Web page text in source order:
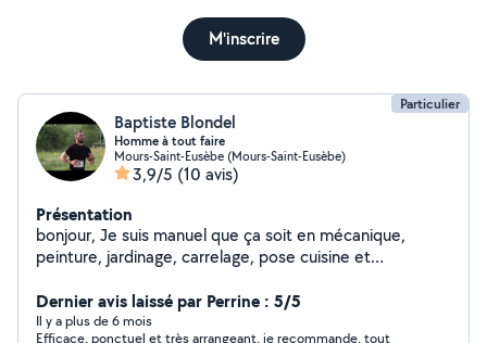
M'inscrire
Particulier
Baptiste Blondel
Homme à tout faire
Mours-Saint-Eusèbe (Mours-Saint-Eusèbe)
3,9/5 (10 avis)
Présentation
bonjour, Je suis manuel que ça soit en mécanique,
peinture, jardinage, carrelage, pose cuisine et
chien je suis moi même propriétaire d'un Labrador de 7
ans très sociable et très joueur, n'hésitez pas à me
Dernier avis laissé par Perrine : 5/5
Il y a plus de 6 mois
Efficace, ponctuel et très arrangeant, je recommande, tout